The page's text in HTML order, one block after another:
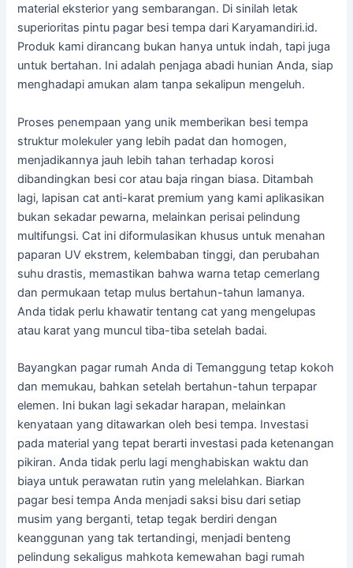
material eksterior yang sembarangan. Di sinilah letak
superioritas pintu pagar besi tempa dari Karyamandiri.id.
Produk kami dirancang bukan hanya untuk indah, tapi juga
untuk bertahan. Ini adalah penjaga abadi hunian Anda, siap
menghadapi amukan alam tanpa sekalipun mengeluh.
Proses penempaan yang unik memberikan besi tempa
struktur molekuler yang lebih padat dan homogen,
menjadikannya jauh lebih tahan terhadap korosi
dibandingkan besi cor atau baja ringan biasa. Ditambah
lagi, lapisan cat anti-karat premium yang kami aplikasikan
bukan sekadar pewarna, melainkan perisai pelindung
multifungsi. Cat ini diformulasikan khusus untuk menahan
paparan UV ekstrem, kelembaban tinggi, dan perubahan
suhu drastis, memastikan bahwa warna tetap cemerlang
dan permukaan tetap mulus bertahun-tahun lamanya.
Anda tidak perlu khawatir tentang cat yang mengelupas
atau karat yang muncul tiba-tiba setelah badai.
Bayangkan pagar rumah Anda di Temanggung tetap kokoh
dan memukau, bahkan setelah bertahun-tahun terpapar
elemen. Ini bukan lagi sekadar harapan, melainkan
kenyataan yang ditawarkan oleh besi tempa. Investasi
pada material yang tepat berarti investasi pada ketenangan
pikiran. Anda tidak perlu lagi menghabiskan waktu dan
biaya untuk perawatan rutin yang melelahkan. Biarkan
pagar besi tempa Anda menjadi saksi bisu dari setiap
musim yang berganti, tetap tegak berdiri dengan
keanggunan yang tak tertandingi, menjadi benteng
pelindung sekaligus mahkota kemewahan bagi rumah